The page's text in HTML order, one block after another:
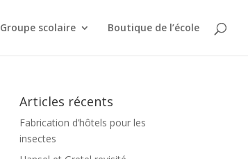
Groupe scolaire Boutique de l’école
Articles récents
Fabrication d’hôtels pour les
insectes